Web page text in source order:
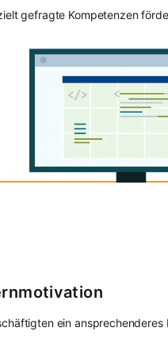
gefragte Kompetenzen
ein ansprechenderes